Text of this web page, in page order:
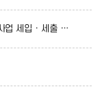
세출 결산 공고